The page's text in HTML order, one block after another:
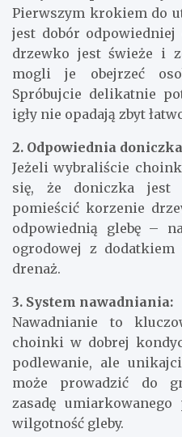
Pierwszym krokiem do
jest dobór
drzewko jest świeże i
mogli je obejrzeć
Spróbujcie delikatnie
igły nie opadają zbyt
2. Odpowiednia
Jeżeli wybraliście
się, że doniczka jest
pomieścić korzenie
odpowiednią glebę –
ogrodowej z
drenaż.
3. System nawadniania:
Nawadnianie to
choinki w dobrej
podlewanie, ale
może prowadzić do
zasadę
wilgotność gleby.